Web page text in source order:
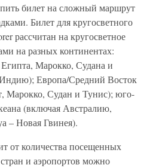
билет на сложный маршрут
Билет для кругосветного
рассчитан на кругосветное
на разных континентах:
Марокко, Судана и
Европа/Средний Восток
Марокко, Судан и Тунис); юго-
(включая Австралию,
– Новая Гвинея).
от количества посещенных
и аэропортов можно